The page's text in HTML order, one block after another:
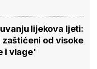
lijekova ljeti:
od visoke
i vlage'